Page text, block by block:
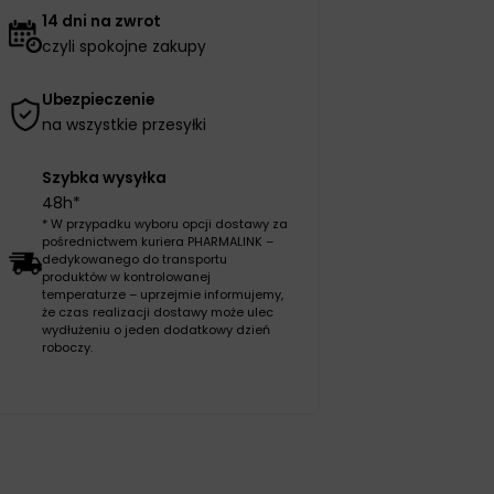
14 dni na zwrot
czyli spokojne zakupy
Ubezpieczenie
na wszystkie przesyłki
Szybka wysyłka
48h*
* W przypadku wyboru opcji dostawy za
pośrednictwem kuriera PHARMALINK –
dedykowanego do transportu
produktów w kontrolowanej
temperaturze – uprzejmie informujemy,
że czas realizacji dostawy może ulec
wydłużeniu o jeden dodatkowy dzień
roboczy.